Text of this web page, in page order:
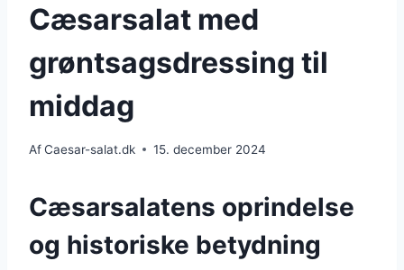
Cæsarsalat med
grøntsagsdressing til
middag
AfCaesar-salat.dk 15. december 2024
Cæsarsalatens oprindelse
og historiske betydning